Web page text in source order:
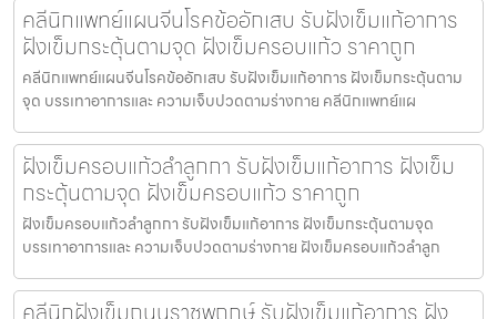
คลีนิกแพทย์แผนจีนโรคข้ออักเสบ รับฝังเข็มแก้อาการ
ฝังเข็มกระตุ้นตามจุด ฝังเข็มครอบแก้ว ราคาถูก
คลีนิกแพทย์แผนจีนโรคข้ออักเสบ รับฝังเข็มแก้อาการ ฝังเข็มกระตุ้นตาม
จุด บรรเทาอาการและ ความเจ็บปวดตามร่างกาย คลีนิกแพทย์แผ
ฝังเข็มครอบแก้วลำลูกกา รับฝังเข็มแก้อาการ ฝังเข็ม
กระตุ้นตามจุด ฝังเข็มครอบแก้ว ราคาถูก
ฝังเข็มครอบแก้วลำลูกกา รับฝังเข็มแก้อาการ ฝังเข็มกระตุ้นตามจุด
บรรเทาอาการและ ความเจ็บปวดตามร่างกาย ฝังเข็มครอบแก้วลำลูก